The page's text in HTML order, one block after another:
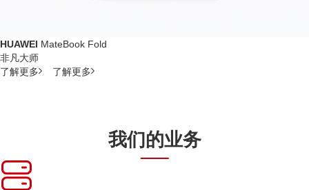
HUAWEI MateBook Fold
非凡大师
了解更多
了解更多
我们的业务